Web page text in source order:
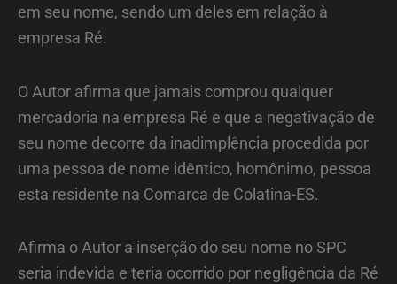
em seu nome, sendo um deles em relação à
empresa Ré.
O Autor afirma que jamais comprou qualquer
mercadoria na empresa Ré e que a negativação de
seu nome decorre da inadimplência procedida por
uma pessoa de nome idêntico, homônimo, pessoa
esta residente na Comarca de Colatina-ES.
Afirma o Autor a inserção do seu nome no SPC
seria indevida e teria ocorrido por negligência da Ré